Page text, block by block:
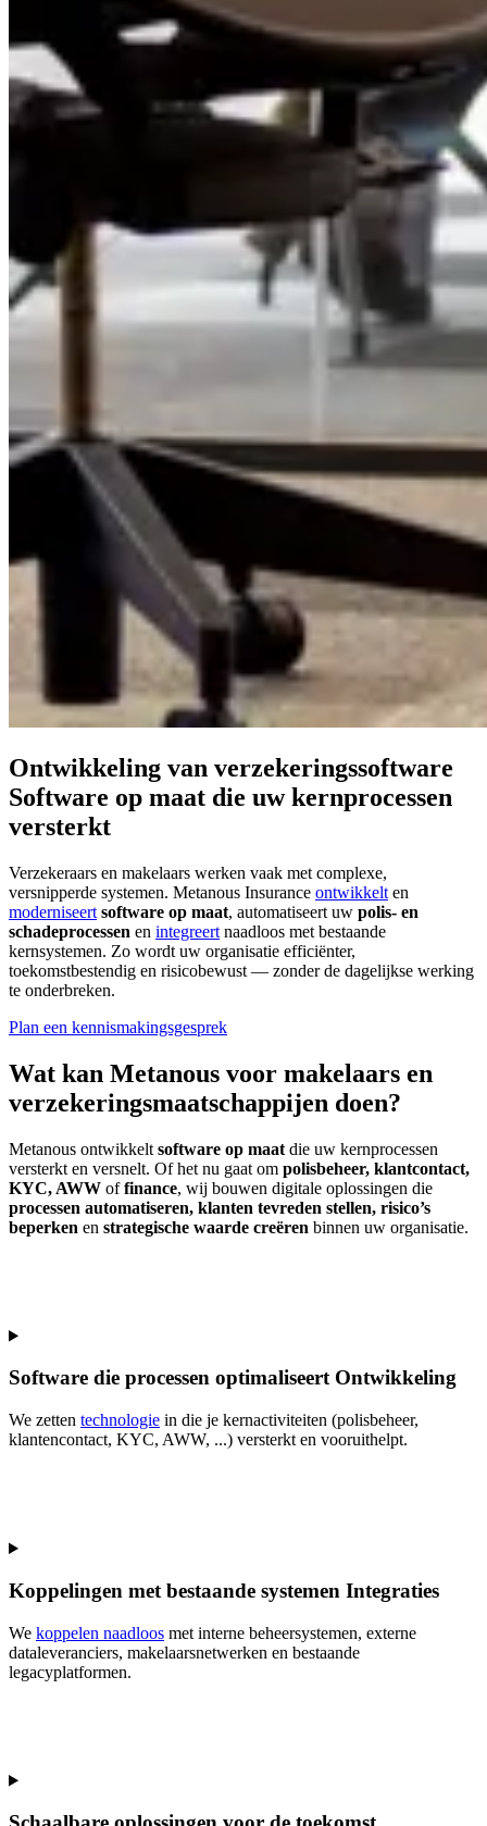
Ontwikkeling van verzekeringssoftware
Software op maat die uw kernprocessen
versterkt
Verzekeraars en makelaars werken vaak met complexe,
versnipperde systemen. Metanous Insurance ontwikkelt en
moderniseert software op maat, automatiseert uw polis- en
schadeprocessen en integreert naadloos met bestaande
kernsystemen. Zo wordt uw organisatie efficiënter,
toekomstbestendig en risicobewust — zonder de dagelijkse werking
te onderbreken.
Plan een kennismakingsgesprek
Wat kan Metanous voor makelaars en
verzekeringsmaatschappijen doen?
Metanous ontwikkelt software op maat die uw kernprocessen
versterkt en versnelt. Of het nu gaat om polisbeheer, klantcontact,
KYC, AWW offinance, wij bouwen digitale oplossingen die
processen automatiseren, klanten tevreden stellen, risico’s
beperken en strategische waarde creëren binnen uw organisatie.
Software die processen optimaliseertOntwikkeling
We zetten technologie in die je kernactiviteiten (polisbeheer,
klantencontact, KYC, AWW, ...) versterkt en vooruithelpt.
Koppelingen met bestaande systemen Integraties
We koppelen naadloos met interne beheersystemen, externe
dataleveranciers, makelaarsnetwerken en bestaande
legacyplatformen.